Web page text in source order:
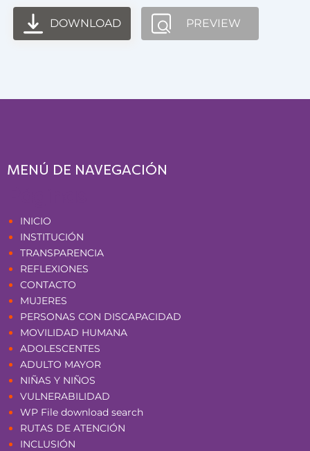
DOWNLOAD PREVIEW
MENÚ DE NAVEGACIÓN
INICIO
INSTITUCIÓN
TRANSPARENCIA
REFLEXIONES
CONTACTO
MUJERES
PERSONAS CON DISCAPACIDAD
MOVILIDAD HUMANA
ADOLESCENTES
ADULTO MAYOR
NIÑAS Y NIÑOS
VULNERABILIDAD
WP File download search
RUTAS DE ATENCIÓN
INCLUSIÓN